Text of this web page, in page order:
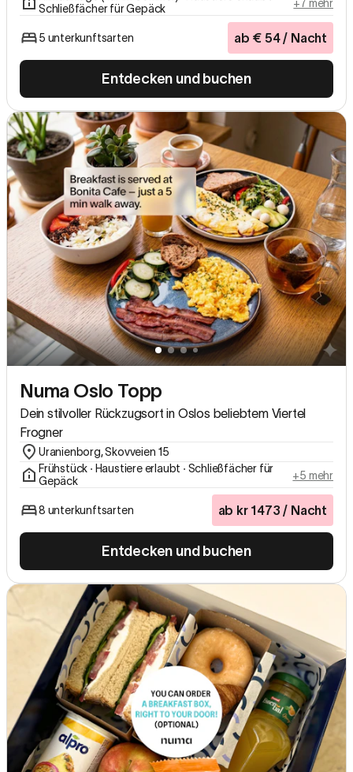
Schließfächer für Gepäck
+7 mehr
5 unterkunftsarten ab € 54/ Nacht
Entdecken und buchen
Numa Oslo Topp
Dein stilvoller Rückzugsort in Oslos beliebtem Viertel
Frogner
Uranienborg, Skovveien 15
Frühstück ∙ Haustiere erlaubt ∙ Schließfächer für
Gepäck
+5 mehr
8 unterkunftsarten ab kr 1473 / Nacht
Entdecken und buchen